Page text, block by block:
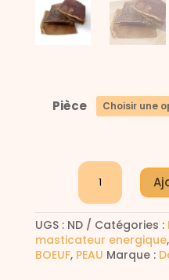
Pièce
quantité
Cuir
épais
Dolce
vita
dog
UGS : ND Catégories :
masticateur energique,
BOEUF, PEAU Marque :